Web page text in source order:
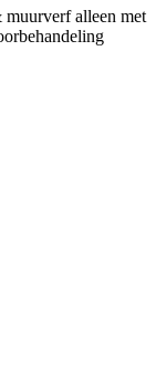
alleen met